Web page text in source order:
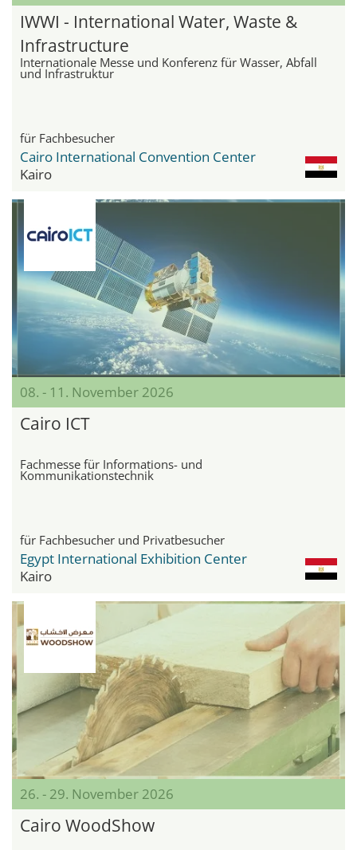
IWWI - International Water, Waste &
Infrastructure
Internationale Messe und Konferenz für Wasser, Abfall
und Infrastruktur
für Fachbesucher
Cairo International Convention Center
Kairo
08. - 11. November 2026
Cairo ICT
Fachmesse für Informations- und
Kommunikationstechnik
für Fachbesucher und Privatbesucher
Egypt International Exhibition Center
Kairo
26. - 29. November 2026
Cairo WoodShow